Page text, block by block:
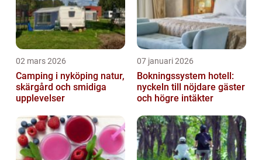
02 mars 2026
Camping i nyköping natur,
skärgård och smidiga
upplevelser
07 januari 2026
Bokningssystem hotell:
nyckeln till nöjdare gäster
och högre intäkter